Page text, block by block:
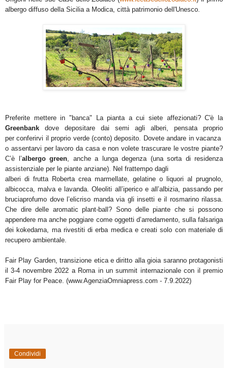
albergo diffuso della Sicilia a Modica, città patrimonio dell'Unesco.
Preferite mettere in "banca" La pianta a cui siete affezionati? C'è la
Greenbank dove depositare dai semi agli alberi, pensata proprio
per conferirvi il proprio verde (conto) deposito. Dovete andare in vacanza
o assentarvi per lavoro da casa e non volete trascurare le vostre piante?
C’è l’albergo green, anche a lunga degenza (una sorta di residenza
assistenziale per le piante anziane). Nel frattempo dagli
alberi di frutta Roberta crea marmellate, gelatine o liquori al prugnolo,
albicocca, malva e lavanda. Oleoliti all’iperico e all’albizia, passando per
bruciaprofumo dove l’elicriso manda via gli insetti e il rosmarino rilassa.
Che dire delle aromatic plant-ball? Sono delle piante che si possono
appendere ma anche poggiare come oggetti d’arredamento, sulla falsariga
dei kokedama, ma rivestiti di erba medica e creati solo con materiale di
recupero ambientale.
Fair Play Garden, transizione etica e diritto alla gioia saranno protagonisti
il 3-4 novembre 2022 a Roma in un summit internazionale con il
premio
Fair Play for Peace. (www.AgenziaOmniapress.com - 7.9.2022)
Condividi